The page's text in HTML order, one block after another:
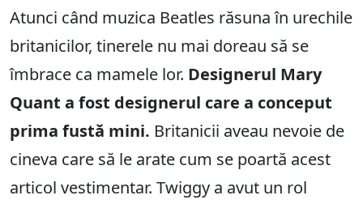
Atunci când muzica Beatles răsuna în urechile
britanicilor, tinerele nu mai doreau să se
îmbrace ca mamele lor. Designerul Mary
Quant a fost designerul care a conceput
prima fustă mini. Britanicii aveau nevoie de
cineva care să le arate cum se poartă acest
articol vestimentar. Twiggy a avut un rol